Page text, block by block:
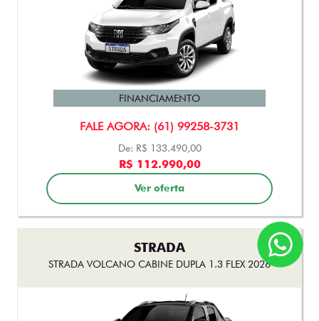
STRADA
STRADA FREEDOM CABINE DUPLA 1.3 FLEX 2026
FALE AGORA: (61) 99258-3731
FINANCIAMENTO
De: R$ 133.490,00
Ver oferta